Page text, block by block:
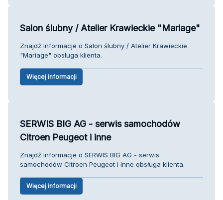
Salon ślubny / Atelier Krawieckie "Mariage"
Znajdź informacje o Salon ślubny / Atelier Krawieckie
"Mariage" obsługa klienta.
Więcej informacji
SERWIS BIG AG - serwis samochodów
Citroen Peugeot i inne
Znajdź informacje o SERWIS BIG AG - serwis
samochodów Citroen Peugeot i inne obsługa klienta.
Więcej informacji